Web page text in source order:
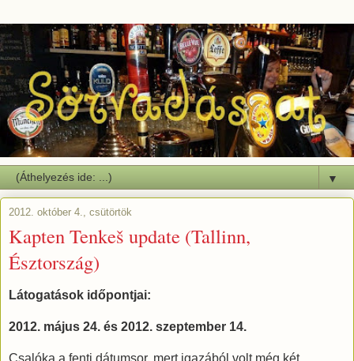
▼
2012. október 4., csütörtök
Kapten Tenkeš update (Tallinn,
Észtország)
Látogatások időpontjai:
2012. május 24. és 2012. szeptember 14.
Csalóka a fenti dátumsor, mert igazából volt még két